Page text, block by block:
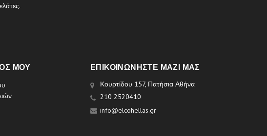
ΜΟΥ ΕΠΙΚΟΙΝΩΝΉΣΤΕ ΜΑΖΊ ΜΑΣ
Κουρτίδου 157, Πατήσια Αθήνα
210 2520410
info@elcohellas.gr